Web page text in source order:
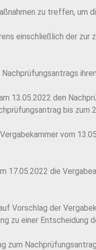
zu treffen, um
einschließlich der
Nachprüfungsantrags
13.05.2022 den
bis zum
vom
17.05.2022 die
Vorschlag der
zu einer Entscheidung
zum